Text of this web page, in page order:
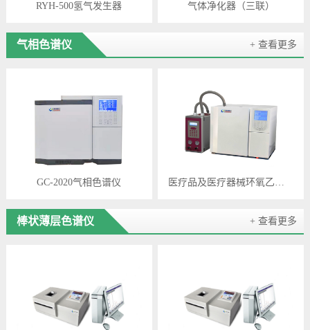
RYH-500氢气发生器 气体净化器（三联）
+ 查看更多
气相色谱仪
GC-2020气相色谱仪 医疗品及医疗器械环氧乙烷检测色谱仪
+ 查看更多
棒状薄层色谱仪